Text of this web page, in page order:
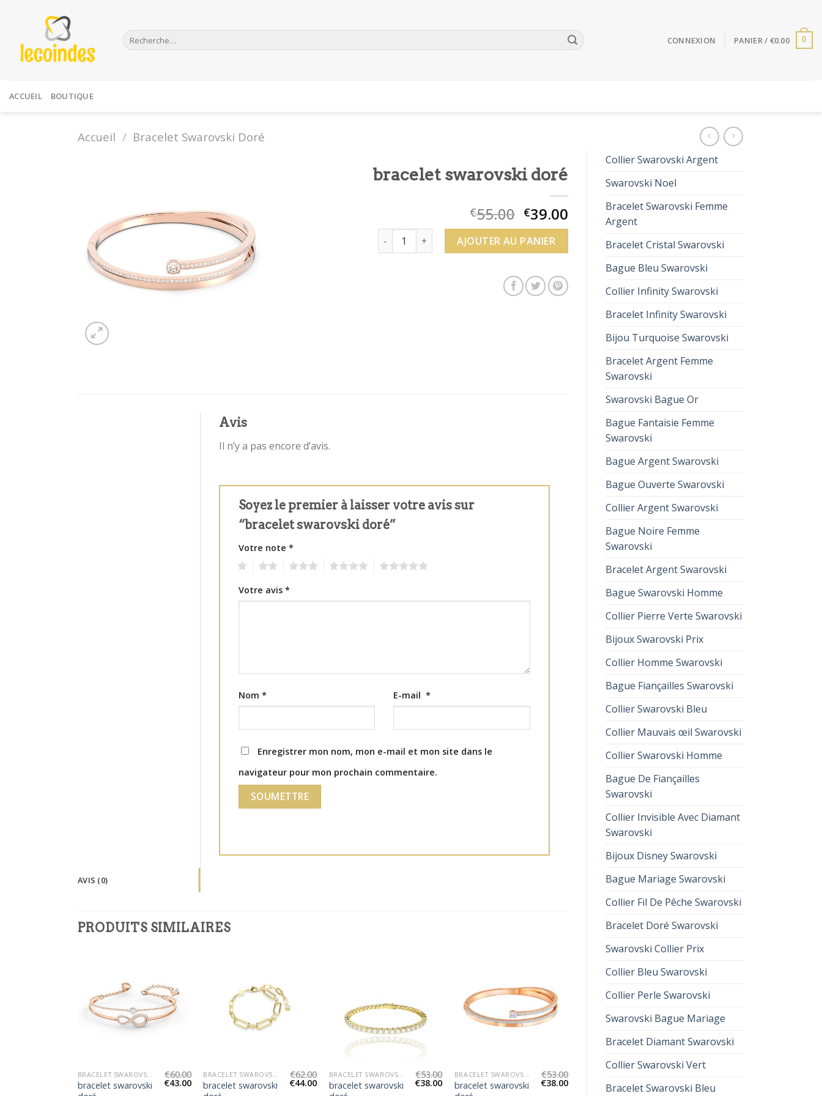
Recherche
pour :
CONNEXION PANIER / €0.00 0
ACCUEIL BOUTIQUE
Accueil / Bracelet Swarovski Doré
Collier Swarovski Argent
Swarovski Noel
Bracelet Swarovski Femme
Argent
Bracelet Cristal Swarovski
Bague Bleu Swarovski
Collier Infinity Swarovski
Bracelet Infinity Swarovski
Bijou Turquoise Swarovski
Bracelet Argent Femme
Swarovski
Swarovski Bague Or
Bague Fantaisie Femme
Swarovski
Bague Argent Swarovski
Bague Ouverte Swarovski
Collier Argent Swarovski
Bague Noire Femme
Swarovski
Bracelet Argent Swarovski
Bague Swarovski Homme
Collier Pierre Verte Swarovski
Bijoux Swarovski Prix
Collier Homme Swarovski
Bague Fiançailles Swarovski
Collier Swarovski Bleu
Collier Mauvais œil Swarovski
Collier Swarovski Homme
Bague De Fiançailles
Swarovski
Collier Invisible Avec Diamant
Swarovski
Bijoux Disney Swarovski
Bague Mariage Swarovski
Collier Fil De Pêche Swarovski
Bracelet Doré Swarovski
Swarovski Collier Prix
Collier Bleu Swarovski
Collier Perle Swarovski
Swarovski Bague Mariage
Bracelet Diamant Swarovski
Collier Swarovski Vert
Bracelet Swarovski Bleu
bracelet swarovski doré
€55.00 €39.00
quantité de bracelet swarovski doré
AJOUTER AU PANIER
AVIS (0)
Avis
Il n’y a pas encore d’avis.
Soyez le premier à laisser votre avis sur
“bracelet swarovski doré”
Votre note*
Votre avis*
Nom* E-mail*
Enregistrer mon nom, mon e-mail et mon site dans le
navigateur pour mon prochain commentaire.
PRODUITS SIMILAIRES
bracelet swarovski
€60.00
€43.00
bracelet swarovski
€62.00
€44.00
bracelet swarovski
€53.00
€38.00
bracelet swarovski
€53.00
€38.00